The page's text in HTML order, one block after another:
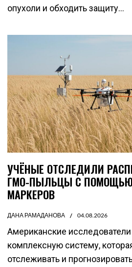
опухоли и обходить защиту...
УЧЁНЫЕ ОТСЛЕДИЛИ
ГМО-ПЫЛЬЦЫ С
МАРКЕРОВ
ДАНА РАМАДАНОВА 04.08.2026
Американские исследователи
комплексную систему,
отслеживать и